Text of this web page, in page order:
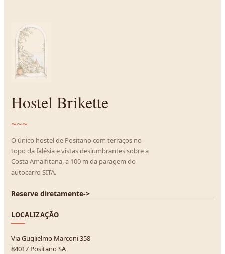
Hostel Brikette
~~~
O único hostel de Positano com terraços no
topo da falésia e vistas deslumbrantes sobre a
Costa Amalfitana, a 100 m da paragem do
autocarro SITA.
Reserve diretamente->
LOCALIZAÇÃO
Via Guglielmo Marconi 358
84017 Positano SA